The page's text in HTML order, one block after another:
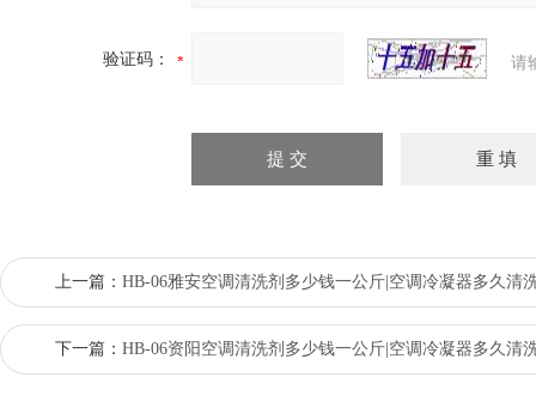
验证码： 请
上一篇： HB-06雅安空调清洗剂多少钱一公斤|空调冷凝器多久清
下一篇： HB-06资阳空调清洗剂多少钱一公斤|空调冷凝器多久清